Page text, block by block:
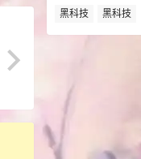
黑科技
黑科技